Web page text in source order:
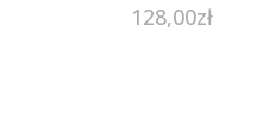
128,00zł